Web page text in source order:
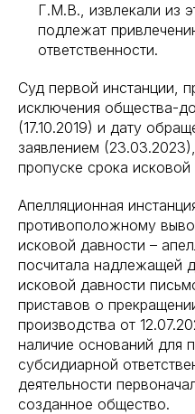
Г.М.В., извлекали из
подлежат
ответственности.
Суд первой инстанции,
исключения общества-
(17.10.2019) и дату
заявлением
пропуске срока исковой
Апелляционная
противоположному
исковой давности –
посчитала надлежащей
исковой давности
приставов о
производства от
наличие оснований для
субсидиарной
деятельности
созданное общество.